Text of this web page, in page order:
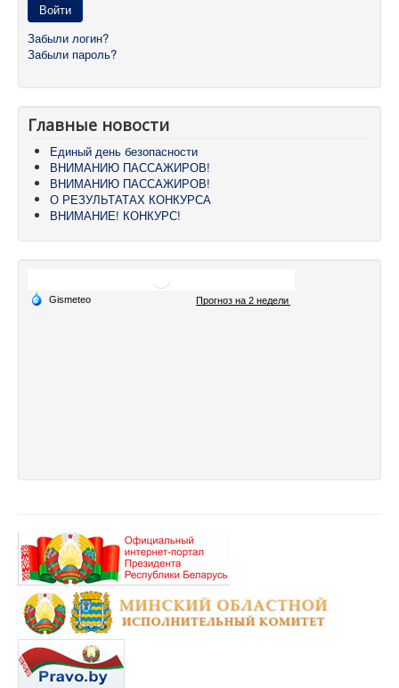
Войти
Забыли логин?
Забыли пароль?
Главные новости
Единый день безопасности
ВНИМАНИЮ ПАССАЖИРОВ!
ВНИМАНИЮ ПАССАЖИРОВ!
О РЕЗУЛЬТАТАХ КОНКУРСА
ВНИМАНИЕ! КОНКУРС!